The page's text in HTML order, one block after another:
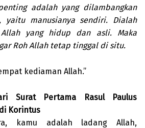
adalah yang dilambangkan
yaitu manusianya sendiri. Dialah
yang hidup dan asli. Maka
Roh Allah tetap tinggal di situ.
kediaman Allah.”
Surat Pertama Rasul Paulus
Korintus
kamu adalah ladang Allah,